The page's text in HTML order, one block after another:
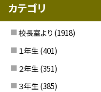
カテゴリ
校長室より (1918)
１年生 (401)
２年生 (351)
３年生 (385)